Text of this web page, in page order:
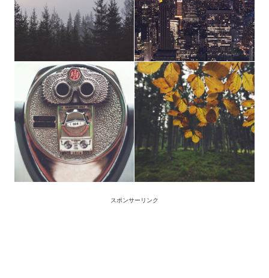
スポンサーリンク